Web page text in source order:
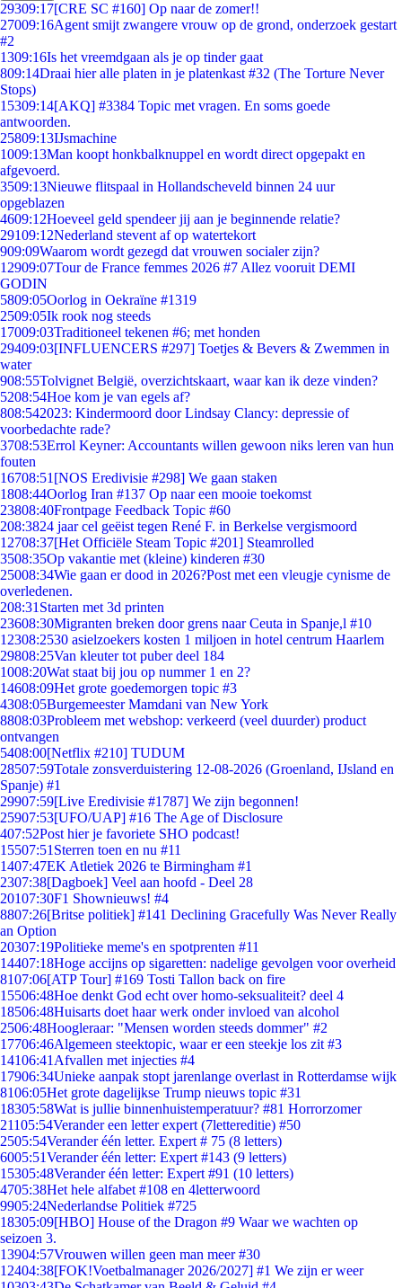
29309:17[CRE SC #160] Op naar de zomer!!
27009:16Agent smijt zwangere vrouw op de grond, onderzoek gestart
#2
1309:16Is het vreemdgaan als je op tinder gaat
809:14Draai hier alle platen in je platenkast #32 (The Torture Never
Stops)
15309:14[AKQ] #3384 Topic met vragen. En soms goede
antwoorden.
25809:13IJsmachine
1009:13Man koopt honkbalknuppel en wordt direct opgepakt en
afgevoerd.
3509:13Nieuwe flitspaal in Hollandscheveld binnen 24 uur
opgeblazen
4609:12Hoeveel geld spendeer jij aan je beginnende relatie?
29109:12Nederland stevent af op watertekort
909:09Waarom wordt gezegd dat vrouwen socialer zijn?
12909:07Tour de France femmes 2026 #7 Allez vooruit DEMI
GODIN
5809:05Oorlog in Oekraïne #1319
2509:05Ik rook nog steeds
17009:03Traditioneel tekenen #6; met honden
29409:03[INFLUENCERS #297] Toetjes & Bevers & Zwemmen in
water
908:55Tolvignet België, overzichtskaart, waar kan ik deze vinden?
5208:54Hoe kom je van egels af?
808:542023: Kindermoord door Lindsay Clancy: depressie of
voorbedachte rade?
3708:53Errol Keyner: Accountants willen gewoon niks leren van hun
fouten
16708:51 [NOS Eredivisie #298] We gaan staken
1808:44Oorlog Iran #137 Op naar een mooie toekomst
23808:40Frontpage Feedback Topic #60
208:3824 jaar cel geëist tegen René F. in Berkelse vergismoord
12708:37[Het Officiële Steam Topic #201] Steamrolled
3508:35Op vakantie met (kleine) kinderen #30
25008:34Wie gaan er dood in 2026?Post met een vleugje cynisme de
overledenen.
208:31 Starten met 3d printen
23608:30Migranten breken door grens naar Ceuta in Spanje,l #10
12308:2530 asielzoekers kosten 1 miljoen in hotel centrum Haarlem
29808:25Van kleuter tot puber deel 184
1008:20Wat staat bij jou op nummer 1 en 2?
14608:09Het grote goedemorgen topic #3
4308:05Burgemeester Mamdani van New York
8808:03Probleem met webshop: verkeerd (veel duurder) product
ontvangen
5408:00[Netflix #210] TUDUM
28507:59Totale zonsverduistering 12-08-2026 (Groenland, IJsland en
Spanje) #1
29907:59[Live Eredivisie #1787] We zijn begonnen!
25907:53[UFO/UAP] #16 The Age of Disclosure
407:52Post hier je favoriete SHO podcast!
15507:51 Sterren toen en nu #11
1407:47EK Atletiek 2026 te Birmingham #1
2307:38[Dagboek] Veel aan hoofd - Deel 28
20107:30F1 Shownieuws! #4
8807:26[Britse politiek] #141 Declining Gracefully Was Never Really
an Option
20307:19Politieke meme's en spotprenten #11
14407:18Hoge accijns op sigaretten: nadelige gevolgen voor overheid
8107:06[ATP Tour] #169 Tosti Tallon back on fire
15506:48Hoe denkt God echt over homo-seksualiteit? deel 4
18506:48Huisarts doet haar werk onder invloed van alcohol
2506:48Hoogleraar: "Mensen worden steeds dommer" #2
17706:46Algemeen steektopic, waar er een steekje los zit #3
14106:41 Afvallen met injecties #4
17906:34Unieke aanpak stopt jarenlange overlast in Rotterdamse wijk
8106:05Het grote dagelijkse Trump nieuws topic #31
18305:58Wat is jullie binnenhuistemperatuur? #81 Horrorzomer
21105:54Verander een letter expert (7lettereditie) #50
2505:54Verander één letter. Expert # 75 (8 letters)
6005:51Verander één letter: Expert #143 (9 letters)
15305:48Verander één letter: Expert #91 (10 letters)
4705:38Het hele alfabet #108 en 4letterwoord
9905:24Nederlandse Politiek #725
18305:09[HBO] House of the Dragon #9 Waar we wachten op
seizoen 3.
13904:57Vrouwen willen geen man meer #30
12404:38[FOK!Voetbalmanager 2026/2027] #1 We zijn er weer